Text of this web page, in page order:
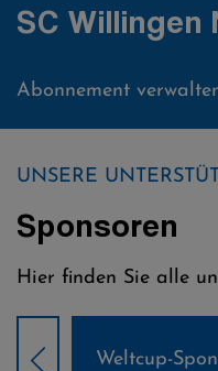
SC
Abonnement
UNSERE
Sponsoren
Hier finden Sie alle
Weltcup-